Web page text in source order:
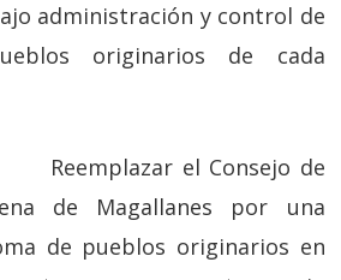
administración y control de
originarios de cada
el Consejo de
de Magallanes por una
de pueblos originarios en